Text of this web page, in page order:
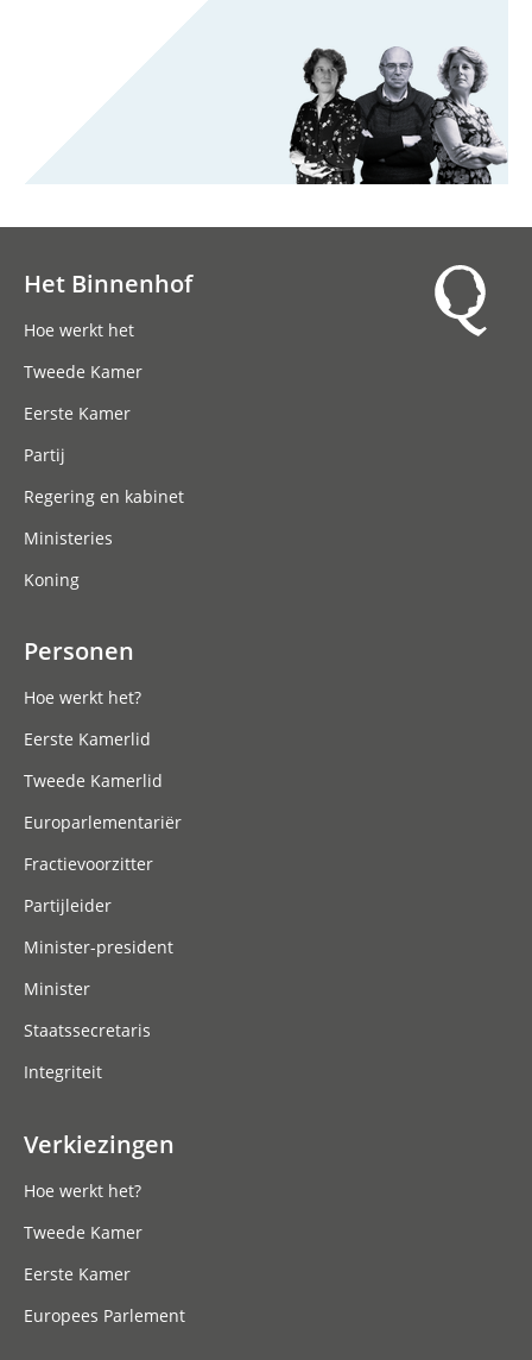
Het Binnenhof
Hoe werkt het
Tweede Kamer
Eerste Kamer
Partij
Regering en kabinet
Ministeries
Koning
Personen
Hoe werkt het?
Eerste Kamerlid
Tweede Kamerlid
Europarlementariër
Fractievoorzitter
Partijleider
Minister-president
Minister
Staatssecretaris
Integriteit
Verkiezingen
Hoe werkt het?
Tweede Kamer
Eerste Kamer
Europees Parlement